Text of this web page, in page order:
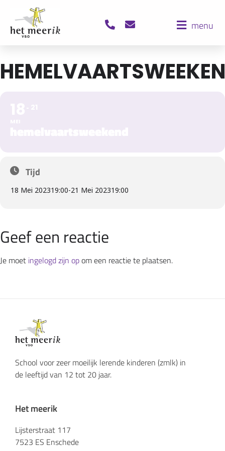
menu
Tijd
18 Mei 202319:00-21 Mei 202319:00
Geef een reactie
Je moet ingelogd zijn opom een reactie te plaatsen.
School voor zeer moeilijk lerende kinderen (zmlk) in
de leeftijd van 12 tot 20 jaar.
Het meerik
Lijsterstraat 117
7523 ES Enschede